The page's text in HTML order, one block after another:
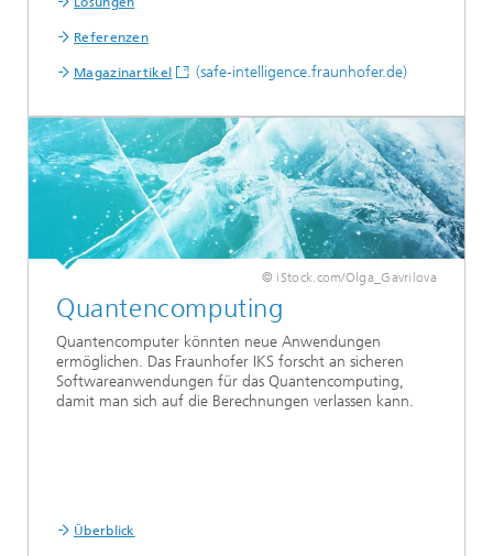
Referenzen
Magazinartikel (safe-intelligence.fraunhofer.de)
© iStock.com/Olga_Gavrilova
Quantencomputing
Quantencomputer könnten neue Anwendungen
ermöglichen. Das Fraunhofer IKS forscht an sicheren
Softwareanwendungen für das Quantencomputing,
damit man sich auf die Berechnungen verlassen kann.
Überblick